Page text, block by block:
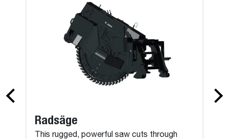
Radsäge
This rugged, powerful saw cuts through